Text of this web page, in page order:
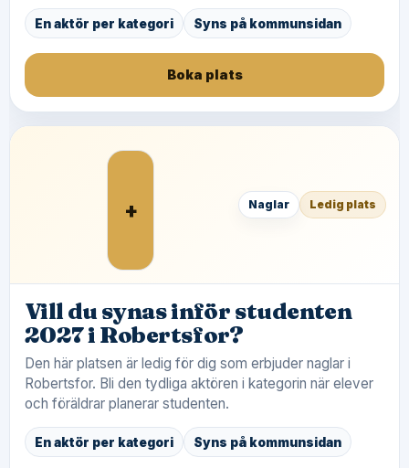
En aktör per kategori Syns på kommunsidan
Boka plats
+ Naglar Ledig plats
Vill du synas inför studenten
2027 i Robertsfor?
Den här platsen är ledig för dig som erbjuder naglar i
Robertsfor. Bli den tydliga aktören i kategorin när elever
och föräldrar planerar studenten.
En aktör per kategori Syns på kommunsidan